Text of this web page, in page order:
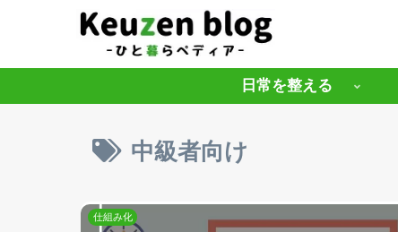
日常を整える
中級者向け
仕組み化